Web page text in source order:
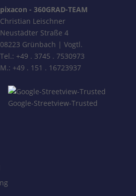
pixacon - 360GRAD-TEAM
Christian Leischner
Neustädter Straße 4
08223 Grünbach | Vogtl.
Tel.: +49 . 3745 . 7530973
M.: +49 . 151 . 16723937
Google-Streetview-Trusted